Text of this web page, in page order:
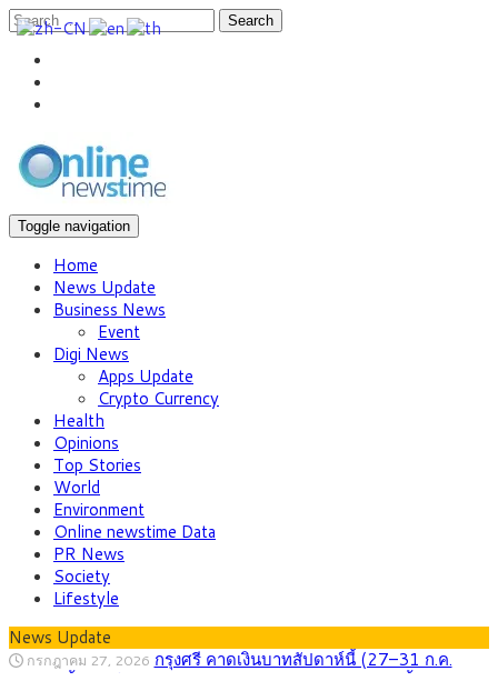
Search
Toggle navigation
Home
News Update
Business News
Event
Digi News
Apps Update
Crypto Currency
Health
Opinions
Top Stories
World
Environment
Online newstime Data
PR News
Society
Lifestyle
News Update
กรกฎาคม 27, 2026 กรุงศรี คาดเงินบาทสัปดาห์นี้ (27–31 ก.ค.